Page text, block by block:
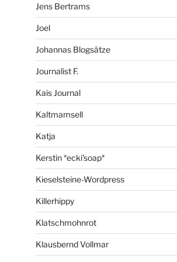
Jens Bertrams
Joel
Johannas Blogsätze
Journalist F.
Kais Journal
Kaltmamsell
Katja
Kerstin *ecki'soap*
Kieselsteine-Wordpress
Killerhippy
Klatschmohnrot
Klausbernd Vollmar